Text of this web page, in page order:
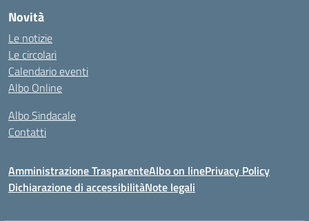
Novità
Le notizie
Le circolari
Calendario eventi
Albo Online
Albo Sindacale
Contatti
Amministrazione TrasparenteAlbo on linePrivacy Policy
Dichiarazione di accessibilitàNote legali